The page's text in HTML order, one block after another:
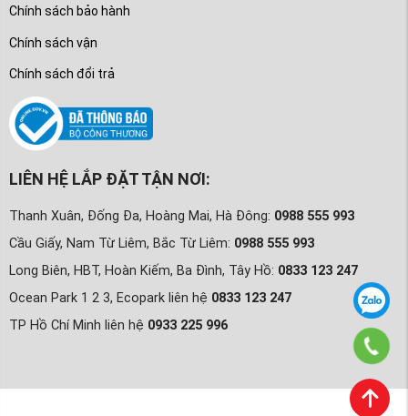
Chính sách bảo hành
Chính sách vận
Chính sách đổi trả
LIÊN HỆ LẮP ĐẶT TẬN NƠI:
Thanh Xuân, Đống Đa, Hoàng Mai, Hà Đông: 0988 555 993
Cầu Giấy, Nam Từ Liêm, Bắc Từ Liêm: 0988 555 993
Long Biên, HBT, Hoàn Kiếm, Ba Đình, Tây Hồ: 0833 123 247
Ocean Park 1 2 3, Ecopark liên hệ 0833 123 247
TP Hồ Chí Minh liên hệ 0933 225 996